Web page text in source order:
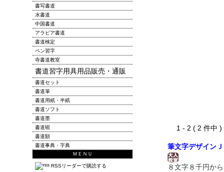
1 - 2 ( 2 件
筆文字デザイン
８文字８千円か
書写書道
水書道
中国書道
アラビア書道
書道検定
ペン習字
寺書道教室
書道習字用具用品販売・通販
書道セット
書道筆
書道用紙・半紙
書道ソフト
書道墨
書道硯
書道額
書道事典・字典
ＭＥＮＵ
RSSリーダーで購読する